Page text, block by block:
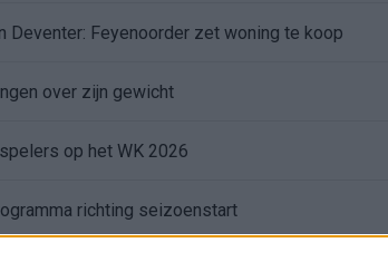
Feyenoorder zet woning te koop
over zijn gewicht
op het WK 2026
richting seizoenstart